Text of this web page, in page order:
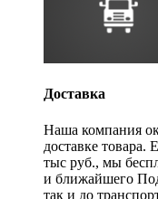
Доставка
Наша компания
доставке
тыс руб., мы
и ближайшего
так и до